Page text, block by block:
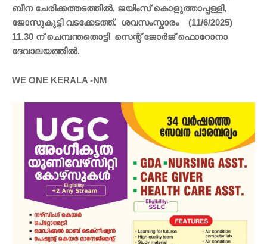
ബീന ചേരിക്കത്തടത്തിൽ, ജയിംസ് കൊളുത്താപ്പള്ളി,
ജോസുകുട്ടി വടക്കേടത്ത്. ശവസംസ്കാരം (11/6/2025)
11.30 ന് ചെമ്പന്തതൊട്ടി സെന്റ് ജോർജ് ഫൊറോനാ
ദേവാലയത്തിൽ.
WE ONE KERALA -NM